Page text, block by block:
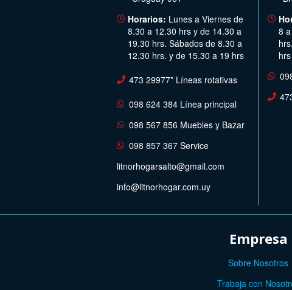
Horarios: Lunes a Viernes de
8.30 a 12.30 hrs y de 14.30 a
19.30 hrs. Sábados de 8.30 a
12.30 hrs. y de 15.30 a 19 hrs
473 29977* Líneas rotativas
098 624 384 Línea principal
098 567 856 Muebles y Bazar
098 857 367 Service
litnorhogarsalto@gmail.com
info@litnorhogar.com.uy
8
hrs
Empresa
Sobre Nosotros
Trabaja con